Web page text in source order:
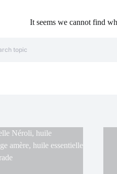
It seems we cannot find